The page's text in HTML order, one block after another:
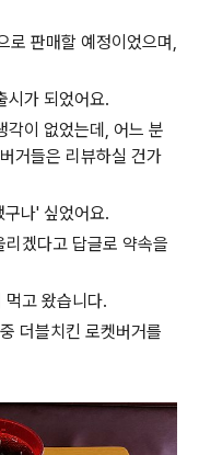
로 판매할 예정이었으며,
시가 되었어요.
각이 없었는데, 어느 분
거들은 리뷰하실 건가
나' 싶었어요.
겠다고 답글로 약속을
먹고 왔습니다.
더블치킨 로켓버거를